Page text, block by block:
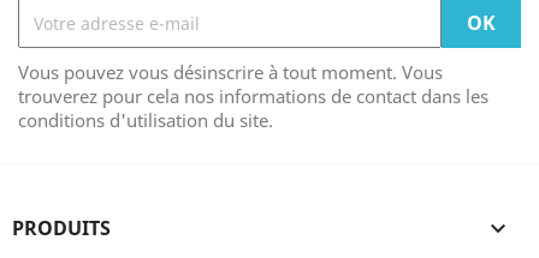
Vous pouvez vous désinscrire à tout moment. Vous
trouverez pour cela nos informations de contact dans les
conditions d'utilisation du site.
PRODUITS 